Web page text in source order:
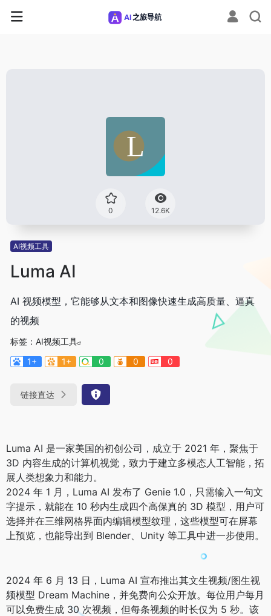
0 12.6K
AI视频工具
Luma AI
AI 视频模型，它能够从文本和图像快速生成高质量、逼真
的视频
标签： AI视频工具
1+
1+ 0 0 0
链接直达
Luma AI 是一家美国的初创公司，成立于 2021 年，聚焦于
3D 内容生成的计算机视觉，致力于建立多模态人工智能，拓
展人类想象力和能力。
2024 年 1 月，Luma AI 发布了 Genie 1.0，只需输入一句文
字提示，就能在 10 秒内生成四个高保真的 3D 模型，用户可
选择并在三维网格界面内编辑模型纹理，这些模型可在屏幕
上预览，也能导出到 Blender、Unity 等工具中进一步使用。
2024 年 6 月 13 日，Luma AI 宣布推出其文生视频/图生视
频模型 Dream Machine，并免费向公众开放。每位用户每月
可以免费生成 30 次视频，但每条视频的时长仅为 5 秒。该